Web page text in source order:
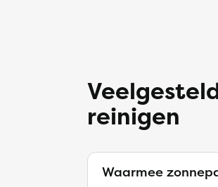
reinigen
Waarmee